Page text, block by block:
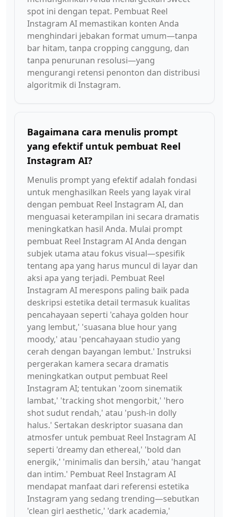
spot ini dengan tepat. Pembuat Reel
Instagram AI memastikan konten Anda
menghindari jebakan format umum—tanpa
bar hitam, tanpa cropping canggung, dan
tanpa penurunan resolusi—yang
mengurangi retensi penonton dan distribusi
algoritmik di Instagram.
Bagaimana cara menulis prompt
yang efektif untuk pembuat Reel
Instagram AI?
Menulis prompt yang efektif adalah fondasi
untuk menghasilkan Reels yang layak viral
dengan pembuat Reel Instagram AI, dan
menguasai keterampilan ini secara dramatis
meningkatkan hasil Anda. Mulai prompt
pembuat Reel Instagram AI Anda dengan
subjek utama atau fokus visual—spesifik
tentang apa yang harus muncul di layar dan
aksi apa yang terjadi. Pembuat Reel
Instagram AI merespons paling baik pada
deskripsi estetika detail termasuk kualitas
pencahayaan seperti 'cahaya golden hour
yang lembut,' 'suasana blue hour yang
moody,' atau 'pencahayaan studio yang
cerah dengan bayangan lembut.' Instruksi
pergerakan kamera secara dramatis
meningkatkan output pembuat Reel
Instagram AI; tentukan 'zoom sinematik
lambat,' 'tracking shot mengorbit,' 'hero
shot sudut rendah,' atau 'push-in dolly
halus.' Sertakan deskriptor suasana dan
atmosfer untuk pembuat Reel Instagram AI
seperti 'dreamy dan ethereal,' 'bold dan
energik,' 'minimalis dan bersih,' atau 'hangat
dan intim.' Pembuat Reel Instagram AI
mendapat manfaat dari referensi estetika
Instagram yang sedang trending—sebutkan
'clean girl aesthetic,' 'dark academia,'